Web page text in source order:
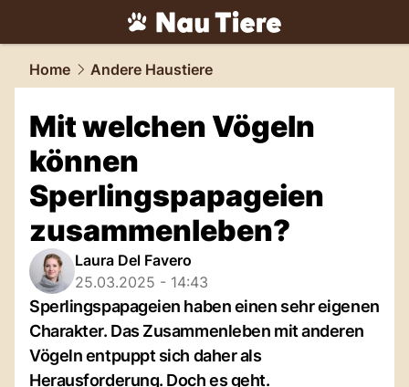
tiere.NAU.ch
Home Andere Haustiere
Mit welchen Vögeln
können
Sperlingspapageien
zusammenleben?
Laura Del Favero
25.03.2025 - 14:43
Sperlingspapageien haben einen sehr eigenen
Charakter. Das Zusammenleben mit anderen
Vögeln entpuppt sich daher als
Herausforderung. Doch es geht.